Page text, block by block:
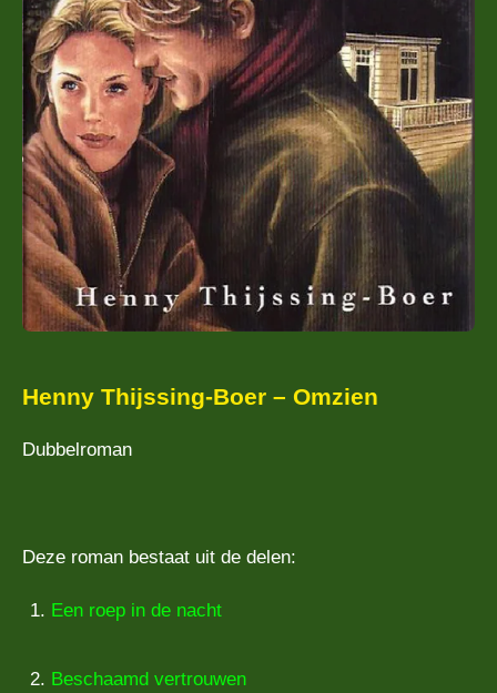
Henny Thijssing-Boer – Omzien
Dubbelroman
Deze roman bestaat uit de delen:
Een roep in de nacht
Beschaamd vertrouwen